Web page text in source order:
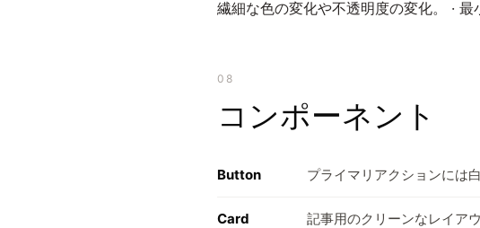
繊細な色の変化や不透明度の変化。 · 最
08
コンポーネント
Button プライマリアクションには
Card 記事用のクリーンなレイア